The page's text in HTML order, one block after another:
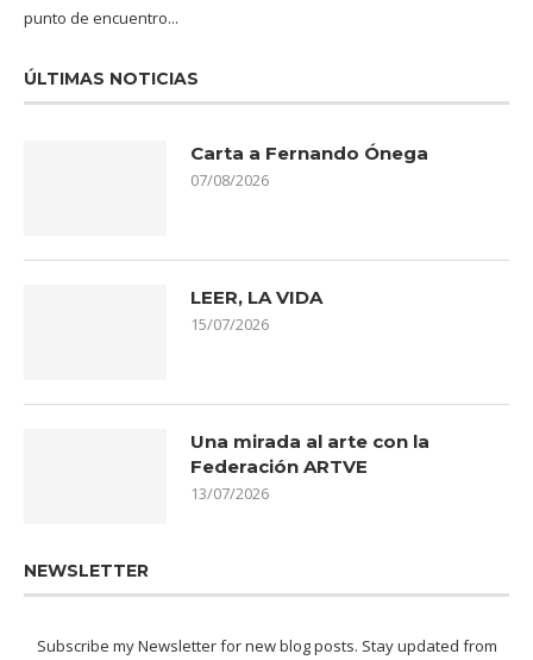
punto de encuentro...
ÚLTIMAS NOTICIAS
Carta a Fernando Ónega
07/08/2026
LEER, LA VIDA
15/07/2026
Una mirada al arte con la
Federación ARTVE
13/07/2026
NEWSLETTER
Subscribe my Newsletter for new blog posts. Stay updated from